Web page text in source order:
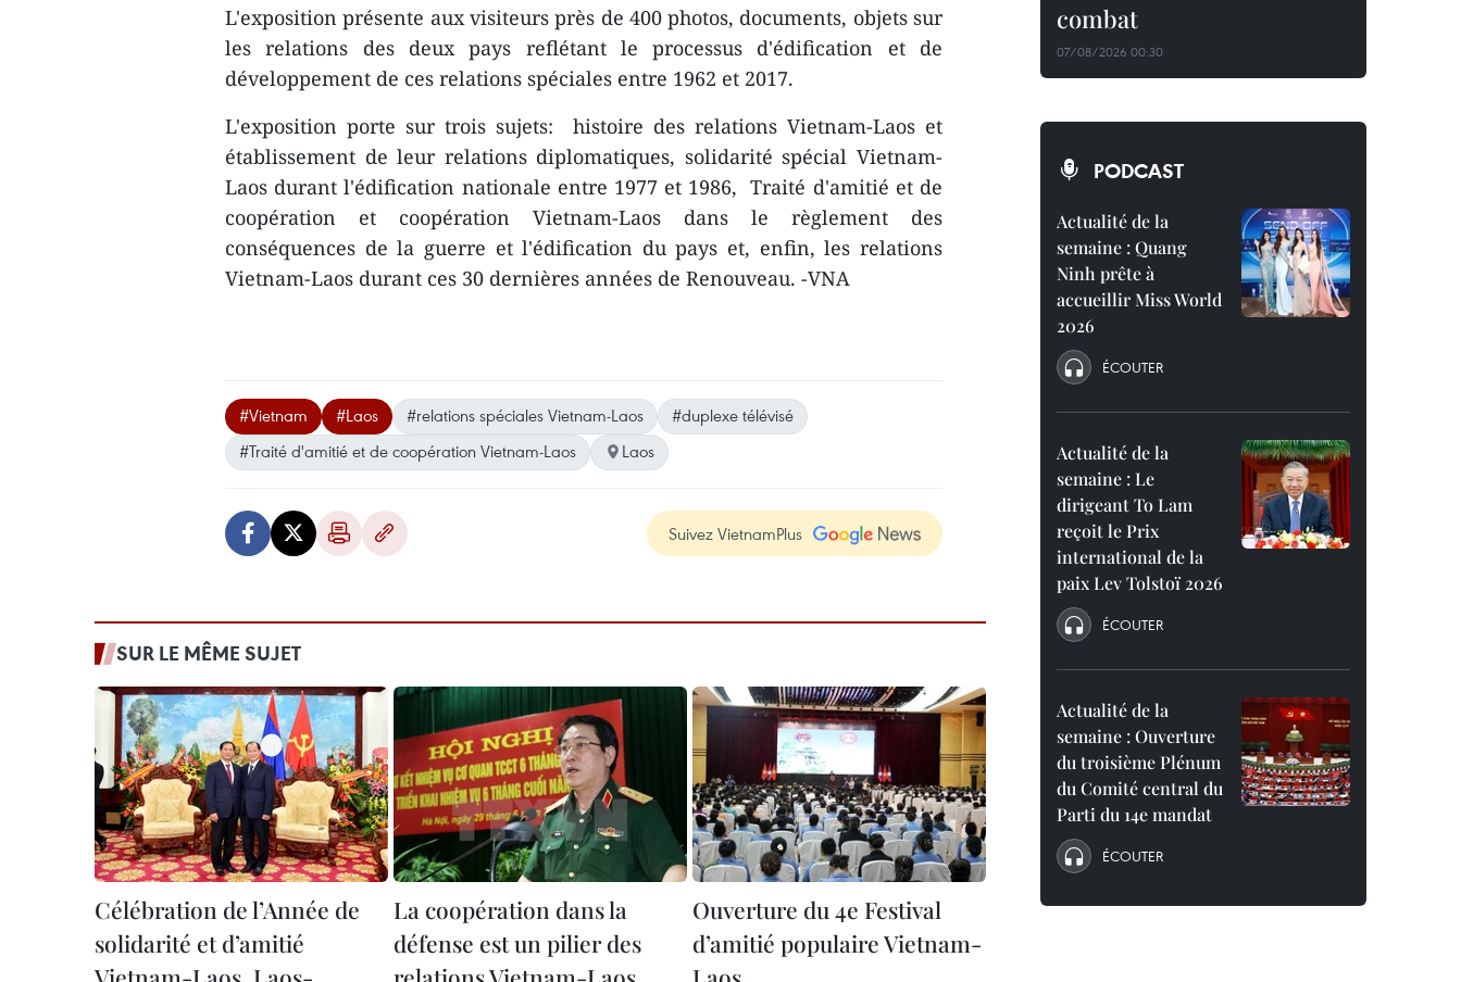
L'exposition présente aux visiteurs près de 400 photos, documents, objets sur
les relations des deux pays reflétant le processus d'édification et de
développement de ces relations spéciales entre 1962 et 2017.
L'exposition porte sur trois sujets: histoire des relations Vietnam-Laos et
établissement de leur relations diplomatiques, solidarité spécial Vietnam-
Laos durant l'édification nationale entre 1977 et 1986, Traité d'amitié et de
coopération et coopération Vietnam-Laos dans le règlement des
conséquences de la guerre et l'édification du pays et, enfin, les relations
Vietnam-Laos durant ces 30 dernières années de Renouveau. -VNA
#Vietnam #Laos #relations spéciales Vietnam-Laos
#duplexe télévisé
#Traité d'amitié et de coopération Vietnam-Laos
Laos
Suivez VietnamPlus
SUR LE MÊME SUJET
Célébration de l’Année de
solidarité et d’amitié
La coopération dans la
défense est un pilier des
Ouverture du 4e Festival
d’amitié populaire Vietnam-
combat
07/08/2026 00:30
PODCAST
Actualité de la
semaine : Quang
Ninh prête à
accueillir Miss World
2026
ÉCOUTER
Actualité de la
semaine : Le
dirigeant To Lam
reçoit le Prix
international de la
paix Lev Tolstoï 2026
ÉCOUTER
Actualité de la
semaine : Ouverture
du troisième Plénum
du Comité central du
Parti du 14e mandat
ÉCOUTER